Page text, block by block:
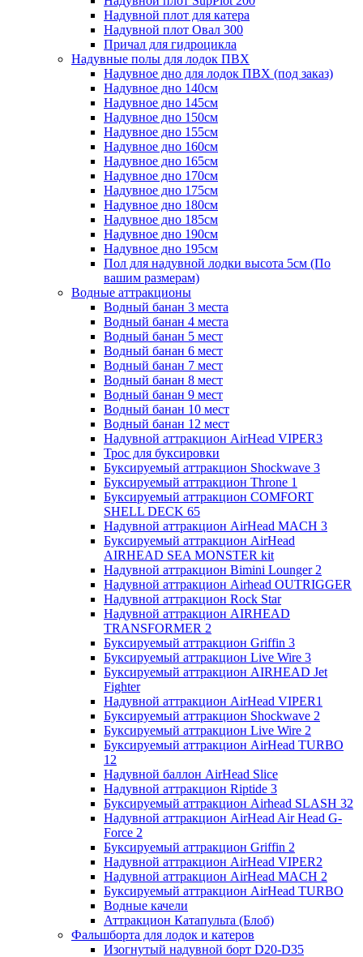
Надувной плот для катера
Надувной плот Овал 300
Причал для гидроцикла
Надувные полы для лодок ПВХ
Надувное дно для лодок ПВХ (под заказ)
Надувное дно 140см
Надувное дно 145см
Надувное дно 150см
Надувное дно 155см
Надувное дно 160см
Надувное дно 165см
Надувное дно 170см
Надувное дно 175см
Надувное дно 180см
Надувное дно 185см
Надувное дно 190см
Надувное дно 195см
Пол для надувной лодки высота 5см (По
вашим размерам)
Водные аттракционы
Водный банан 3 места
Водный банан 4 места
Водный банан 5 мест
Водный банан 6 мест
Водный банан 7 мест
Водный банан 8 мест
Водный банан 9 мест
Водный банан 10 мест
Водный банан 12 мест
Надувной аттракцион AirHead VIPER3
Трос для буксировки
Буксируемый аттракцион Shockwave 3
Буксируемый аттракцион Throne 1
Буксируемый аттракцион COMFORT
SHELL DECK 65
Надувной аттракцион AirHead MACH 3
Буксируемый аттракцион AirHead
AIRHEAD SEA MONSTER kit
Надувной аттракцион Bimini Lounger 2
Надувной аттракцион Airhead OUTRIGGER
Надувной аттракцион Rock Star
Надувной аттракцион AIRHEAD
TRANSFORMER 2
Буксируемый аттракцион Griffin 3
Буксируемый аттракцион Live Wire 3
Буксируемый аттракцион AIRHEAD Jet
Fighter
Надувной аттракцион AirHead VIPER1
Буксируемый аттракцион Shockwave 2
Буксируемый аттракцион Live Wire 2
Буксируемый аттракцион AirHead TURBO
12
Надувной баллон AirHead Slice
Надувной аттракцион Riptide 3
Буксируемый аттракцион Airhead SLASH 32
Надувной аттракцион AirHead Air Head G-
Force 2
Буксируемый аттракцион Griffin 2
Надувной аттракцион AirHead VIPER2
Надувной аттракцион AirHead MACH 2
Буксируемый аттракцион AirHead TURBO
Водные качели
Аттракцион Катапульта (Блоб)
Фальшборта для лодок и катеров
Изогнутый надувной борт D20-D35